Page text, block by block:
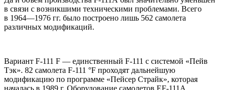
в связи с возникшими техническими проблемами. Всего
в 1964—1976 гг. было построено лишь 562 самолета
различных модификаций.
Вариант F-111 F — единственный F-111 с системой «Пейв
Тэк». 82 самолета F-111 °F проходят дальнейшую
модификацию по программе «Пейсер Страйк», которая